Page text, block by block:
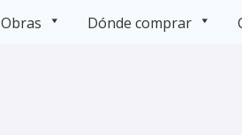
Obras Dónde comprar